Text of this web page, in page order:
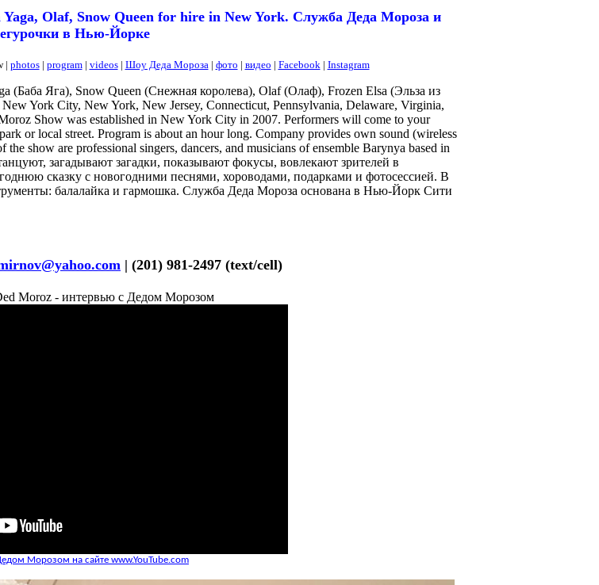
Olaf, Snow Queen for hire in New York. Служба Деда Мороза и
в Нью-Йорке
| photos| program| videos| Шоу Деда Мороза| фото | видео | Facebook| Instagram
(Баба Яга), Snow Queen (Снежная королева), Olaf (Олаф), Frozen Elsa (Эльза из
York City, New York, New Jersey, Connecticut, Pennsylvania, Delaware, Virginia,
Show was established in New York City in 2007. Performers will come to your
or local street. Program is about an hour long. Company provides own sound (wireless
show are professional singers, dancers, and musicians of ensemble Barynya based in
загадывают загадки, показывают фокусы, вовлекают зрителей в
сказку с новогодними песнями, хороводами, подарками и фотосессией. В
балалайка и гармошка. Служба Деда Мороза основана в Нью-Йорк Сити
| (201) 981-2497 (text/cell)
Moroz - интервью с Дедом Морозом
Морозом на сайте www.YouTube.com